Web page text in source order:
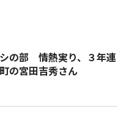
の部 情熱実り、３年連
の宮田吉秀さん